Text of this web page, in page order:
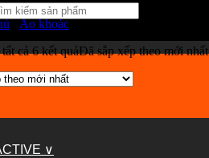
∨
/ Áo khoác /Áo khoác dù
cả 6 kết quảĐã sắp xếp theo mới nhất